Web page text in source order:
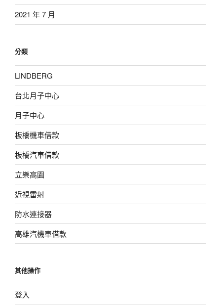
2021 年 7 月
分類
LINDBERG
台北月子中心
月子中心
板橋機車借款
板橋汽車借款
立樂高園
近視雷射
防水連接器
高雄汽機車借款
其他操作
登入